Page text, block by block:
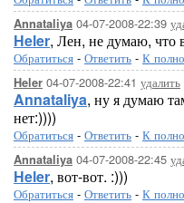
Annataliya 04-07-2008-22:39
Heler, Лен, не думаю,
Обратиться - Ответить - К
Heler 04-07-2008-22:41 удалить
Annataliya, ну я думаю
нет:))))
Обратиться - Ответить - К
Annataliya 04-07-2008-22:45
Heler, вот-вот. :)))
Обратиться - Ответить - К